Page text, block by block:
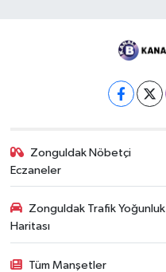
Zonguldak Nöbetçi
Eczaneler
Zonguldak Trafik Yoğunluk
Haritası
Tüm Manşetler